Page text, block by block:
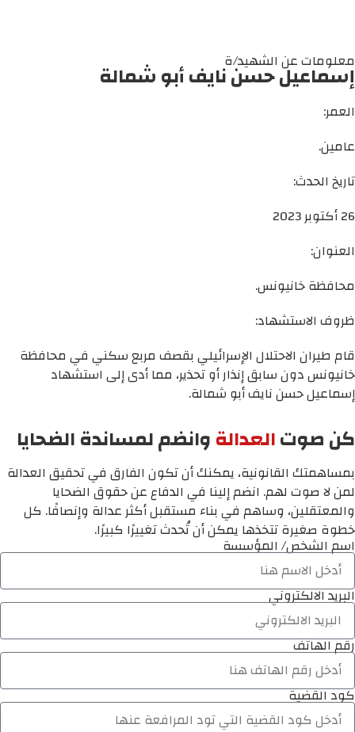
معلومات عن الشهيد/ة
إسماعيل حسن نايف أبو شمالة
العمر:
عامين.
تاريخ الحدث:
26 أكتوبر 2023
العنوان:
محافظة خانيونس.
ظروف الاستشهاد:
قام طيران الاحتلال الإسرائيلي بقصف مربع سكني في محافظة
خانيونس دون سابق إنذار أو تحذير، مما أدى إلى استشهاد
إسماعيل حسن نايف أبو شمالة.
كن صوتالعدالةوانضم لمساندة الضحايا
بمساهمتك القانونية، يمكنك أن تكون الفارق في تحقيق العدالة
لمن لا صوت لهم. انضم إلينا في الدفاع عن حقوق الضحايا
والمعتقلين، وساهم في بناء مستقبل أكثر عدالة وإنصافًا. كل
خطوة صغيرة تتخذها يمكن أن تُحدث تغييرًا كبيرًا.
اسم الشخص/ المؤسسة
البريد الالكتروني
رقم الهاتف
كود القضية